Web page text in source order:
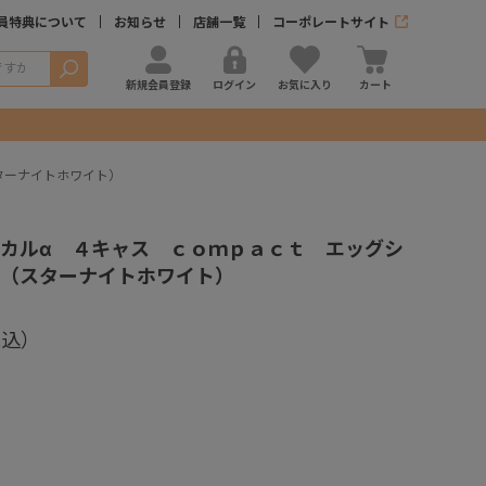
特典について お知らせ 店舗一覧 コーポレートサイト
検索
新規会員登録 ログイン お気に入り カート
イトホワイト）
カルα ４キャス ｃｏｍｐａｃｔ エッグシ
ターナイトホワイト）